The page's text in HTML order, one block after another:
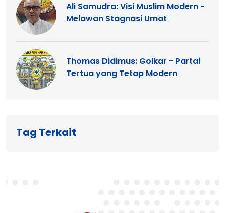
Ali Samudra: Visi Muslim Modern -
Melawan Stagnasi Umat
Thomas Didimus: Golkar - Partai
Tertua yang Tetap Modern
Tag Terkait